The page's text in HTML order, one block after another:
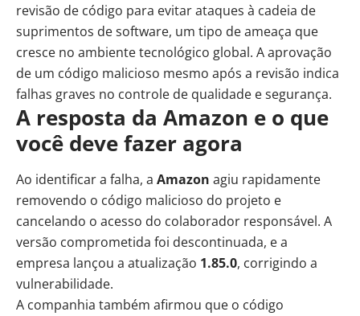
revisão de código para evitar ataques à cadeia de
suprimentos de software, um tipo de ameaça que
cresce no ambiente tecnológico global. A aprovação
de um código malicioso mesmo após a revisão indica
falhas graves no controle de qualidade e segurança.
A resposta da Amazon e o que
você deve fazer agora
Ao identificar a falha, a Amazon agiu rapidamente
removendo o código malicioso do projeto e
cancelando o acesso do colaborador responsável. A
versão comprometida foi descontinuada, e a
empresa lançou a atualização 1.85.0, corrigindo a
vulnerabilidade.
A companhia também afirmou que o código